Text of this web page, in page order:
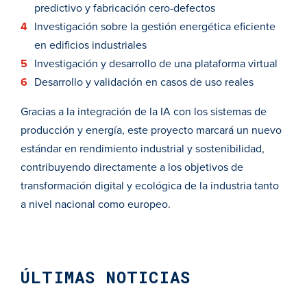
predictivo y fabricación cero-defectos
Investigación sobre la gestión energética eficiente
en edificios industriales
Investigación y desarrollo de una plataforma virtual
Desarrollo y validación en casos de uso reales
Gracias a la integración de la IA con los sistemas de
producción y energía, este proyecto marcará un nuevo
estándar en rendimiento industrial y sostenibilidad,
contribuyendo directamente a los objetivos de
transformación digital y ecológica de la industria tanto
a nivel nacional como europeo.
ÚLTIMAS NOTICIAS